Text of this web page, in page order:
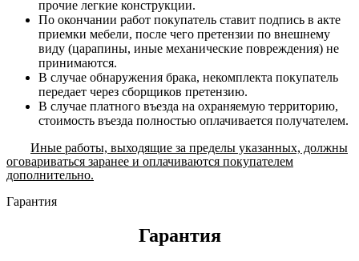
прочие легкие конструкции.
По окончании работ покупатель ставит подпись в акте
приемки мебели, после чего претензии по внешнему
виду (царапины, иные механические повреждения) не
принимаются.
В случае обнаружения брака, некомплекта покупатель
передает через сборщиков претензию.
В случае платного въезда на охраняемую территорию,
стоимость въезда полностью оплачивается получателем.
Иные работы, выходящие за пределы указанных, должны
оговариваться заранее и оплачиваются покупателем
дополнительно.
Гарантия
Гарантия